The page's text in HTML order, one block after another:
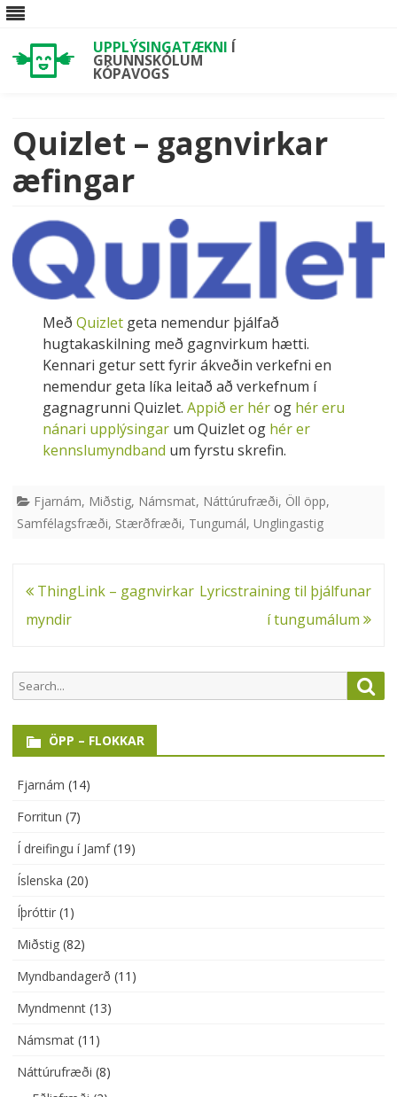
UPPLÝSINGATÆKNI Í
GRUNNSKÓLUM
KÓPAVOGS
Quizlet – gagnvirkar
æfingar
Með Quizletgeta nemendur þjálfað
hugtakaskilning með gagnvirkum hætti.
Kennari getur sett fyrir ákveðin verkefni en
nemendur geta líka leitað að verkefnum í
gagnagrunni Quizlet. Appið er hérog hér eru
nánari upplýsingarum Quizlet og hér er
kennslumyndband um fyrstu skrefin.
Fjarnám, Miðstig, Námsmat, Náttúrufræði, Öll öpp,
Samfélagsfræði, Stærðfræði, Tungumál, Unglingastig
Leiðarkerfi
færslu
ThingLink – gagnvirkar
myndir
Lyricstraining til þjálfunar
í tungumálum
Search
for:
ÖPP – FLOKKAR
Fjarnám (14)
Forritun (7)
Í dreifingu í Jamf(19)
Íslenska (20)
Íþróttir (1)
Miðstig (82)
Myndbandagerð (11)
Myndmennt (13)
Námsmat (11)
Náttúrufræði (8)